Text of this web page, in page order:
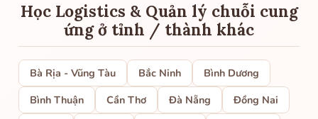
Học Logistics & Quản lý chuỗi cung
ứng ở tỉnh / thành khác
Bà Rịa - Vũng Tàu Bắc Ninh
Bình Dương
Bình Thuận
Cần Thơ Đà Nẵng
Đồng Nai